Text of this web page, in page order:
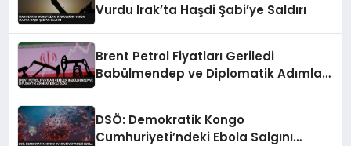
Vurdu Irak’ta Haşdi Şabi’ye Saldırı
Brent Petrol Fiyatları Geriledi
Babülmendep ve Diplomatik Adımlar
DSÖ: Demokratik Kongo
Cumhuriyeti’ndeki Ebola Salgını